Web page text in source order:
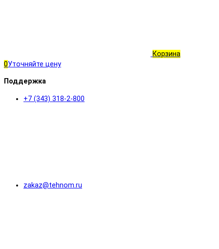
Корзина
0Уточняйте цену
Поддержка
+7 (343) 318-2-800
zakaz@tehnom.ru